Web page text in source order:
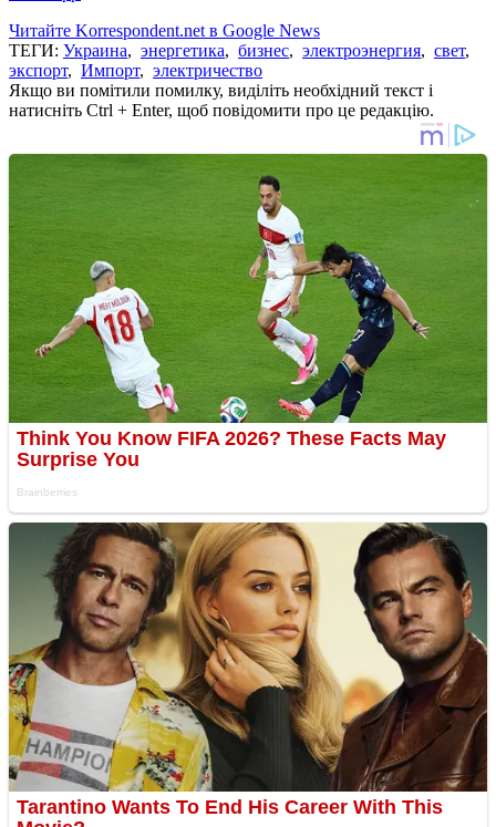
Читайте Korrespondent.net в Google News
ТЕГИ: Украина, энергетика, бизнес, электроэнергия, свет,
экспорт, Импорт, электричество
Якщо ви помітили помилку, виділіть необхідний текст і
натисніть Ctrl + Enter, щоб повідомити про це редакцію.